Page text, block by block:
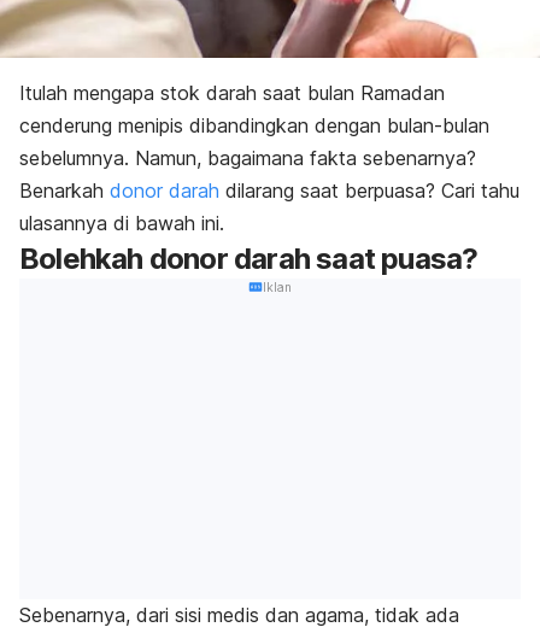
Itulah mengapa stok darah saat bulan Ramadan
cenderung menipis dibandingkan dengan bulan-bulan
sebelumnya. Namun, bagaimana fakta sebenarnya?
Benarkah donor darah dilarang saat berpuasa? Cari tahu
ulasannya di bawah ini.
Bolehkah donor darah saat puasa?
Iklan
Sebenarnya, dari sisi medis dan agama, tidak ada